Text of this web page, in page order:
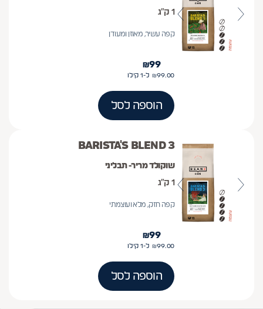
1 ק״ג
קפה עשיר, מאוזן ומעודן
99
₪
99.00
₪ ל-1 קילו
הוספה לסל
BARISTA'S BLEND 3
שוקולד מריר- תבליני
1 ק״ג
קפה חזק, מלא ועוצמתי
99
₪
99.00
₪ ל-1 קילו
הוספה לסל